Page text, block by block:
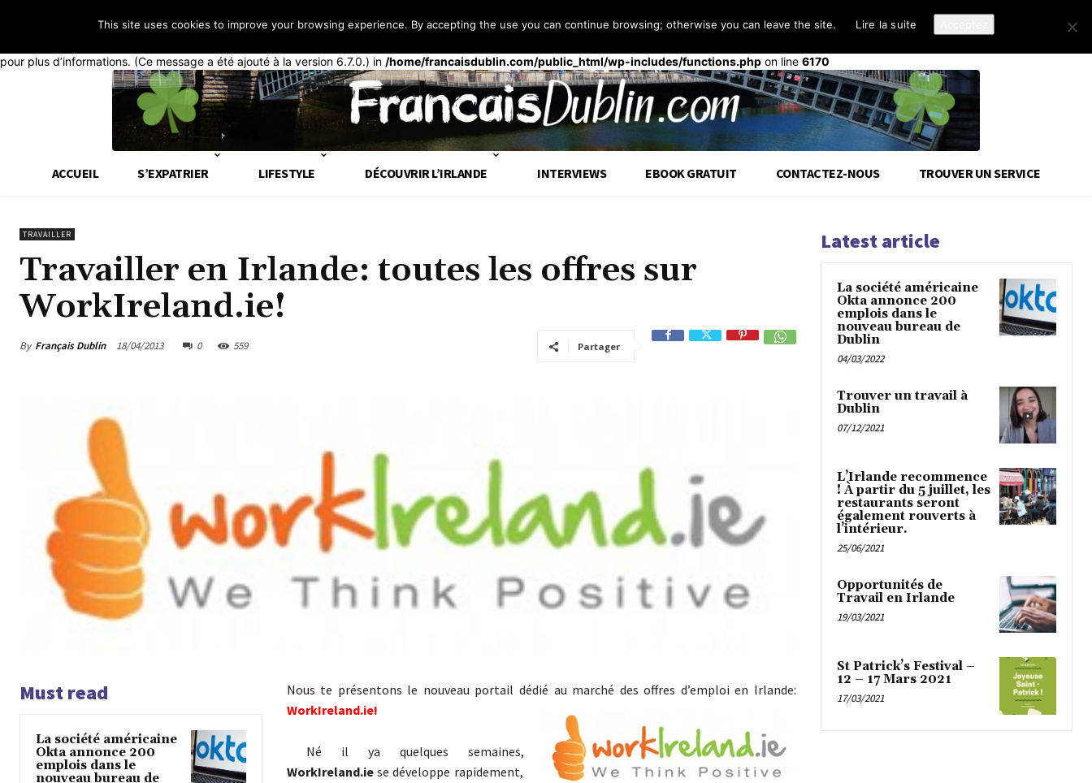
: La fonction _load_textdomain_just_in_time a été appelée de façonincorrecte. Le chargement de la traduction pour le domaine td-cloud-library a été déclenché trop tôt. Cela indique
pour plus d’informations. (Ce message a été ajouté à la version 6.7.0.) in /home/francaisdublin.com/public_html/wp-includes/functions.php on line 6170
ACCUEIL S’EXPATRIER LIFESTYLE DÉCOUVRIR L’IRLANDE INTERVIEWS EBOOK GRATUIT CONTACTEZ-NOUS TROUVER UN SERVICE
TRAVAILLER
Travailler en Irlande: toutes les offres sur
WorkIreland.ie!
By Français Dublin 18/04/2013 0 559 Partager
Must read
La société américaine
Okta annonce 200
emplois dans le
nouveau bureau de
Nous te présentons le nouveau portail dédié au marché des offres d’emploi en Irlande:
WorkIreland.ie!
Né il ya quelques semaines,
WorkIreland.iese développe rapidement,
Latest article
La société américaine
Okta annonce 200
emplois dans le
nouveau bureau de
Dublin
04/03/2022
Trouver un travail à
Dublin
07/12/2021
L’Irlande recommence
! À partir du 5 juillet, les
restaurants seront
également rouverts à
l’intérieur.
25/06/2021
Opportunités de
Travail en Irlande
19/03/2021
St Patrick’s Festival –
12 – 17 Mars 2021
17/03/2021
This site uses cookies to improve your browsing experience. By accepting the use you can continue browsing; otherwise you can leave the site. Lire la suite